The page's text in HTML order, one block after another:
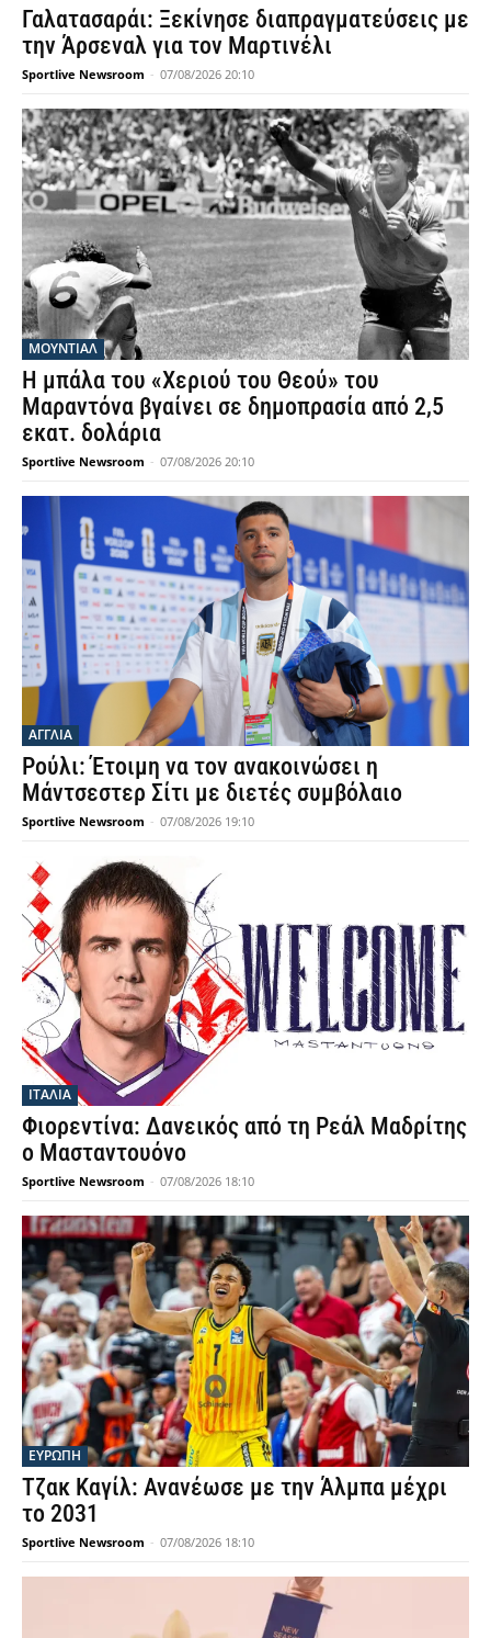
Γαλατασαράι: Ξεκίνησε διαπραγματεύσεις με
την Άρσεναλ για τον Μαρτινέλι
Sportlive Newsroom - 07/08/2026 20:10
ΜΟΥΝΤΙΆΛ
Η μπάλα του «Χεριού του Θεού» του
Μαραντόνα βγαίνει σε δημοπρασία από 2,5
εκατ. δολάρια
Sportlive Newsroom - 07/08/2026 20:10
ΑΓΓΛΙΑ
Ρούλι: Έτοιμη να τον ανακοινώσει η
Μάντσεστερ Σίτι με διετές συμβόλαιο
Sportlive Newsroom - 07/08/2026 19:10
ΙΤΑΛΙΑ
Φιορεντίνα: Δανεικός από τη Ρεάλ Μαδρίτης
ο Μασταντουόνο
Sportlive Newsroom - 07/08/2026 18:10
ΕΥΡΩΠΗ
Τζακ Καγίλ: Ανανέωσε με την Άλμπα μέχρι
το 2031
Sportlive Newsroom - 07/08/2026 18:10